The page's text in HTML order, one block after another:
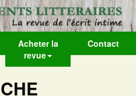
Acheter la
revue
Contact